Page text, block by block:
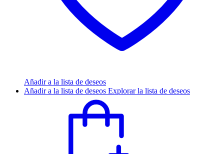
Añadir a la lista de deseos
Añadir a la lista de deseos Explorar la lista de deseos